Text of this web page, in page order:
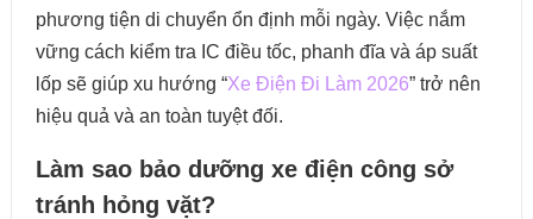
phương tiện di chuyển ổn định mỗi ngày. Việc nắm
vững cách kiểm tra IC điều tốc, phanh đĩa và áp suất
lốp sẽ giúp xu hướng “Xe Điện Đi Làm 2026” trở nên
hiệu quả và an toàn tuyệt đối.
Làm sao bảo dưỡng xe điện công sở
tránh hỏng vặt?